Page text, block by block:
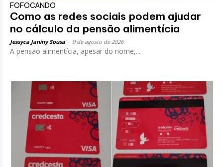
FOFOCANDO
Como as redes sociais podem ajudar
no cálculo da pensão alimentícia
Jessyca Janiny Sousa 9 de agosto de 2026
A pensão alimentícia, apesar do nome,...